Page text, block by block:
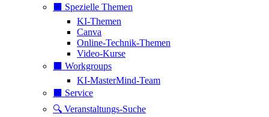
⬛️ Spezielle Themen
KI-Themen
Canva
Online-Technik-Themen
Video-Kurse
⬛️ Workgroups
KI-MasterMind-Team
⬛️ Service
🔍 Veranstaltungs-Suche